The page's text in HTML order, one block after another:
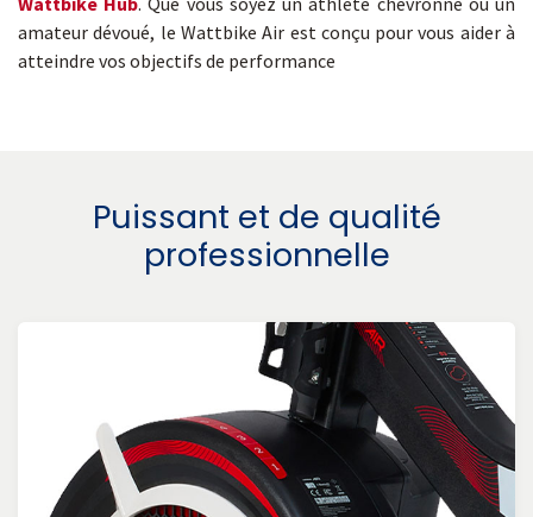
amateur dévoué, le Wattbike Air est conçu pour vous aider à
atteindre vos objectifs de performance
Puissant et de qualité
professionnelle